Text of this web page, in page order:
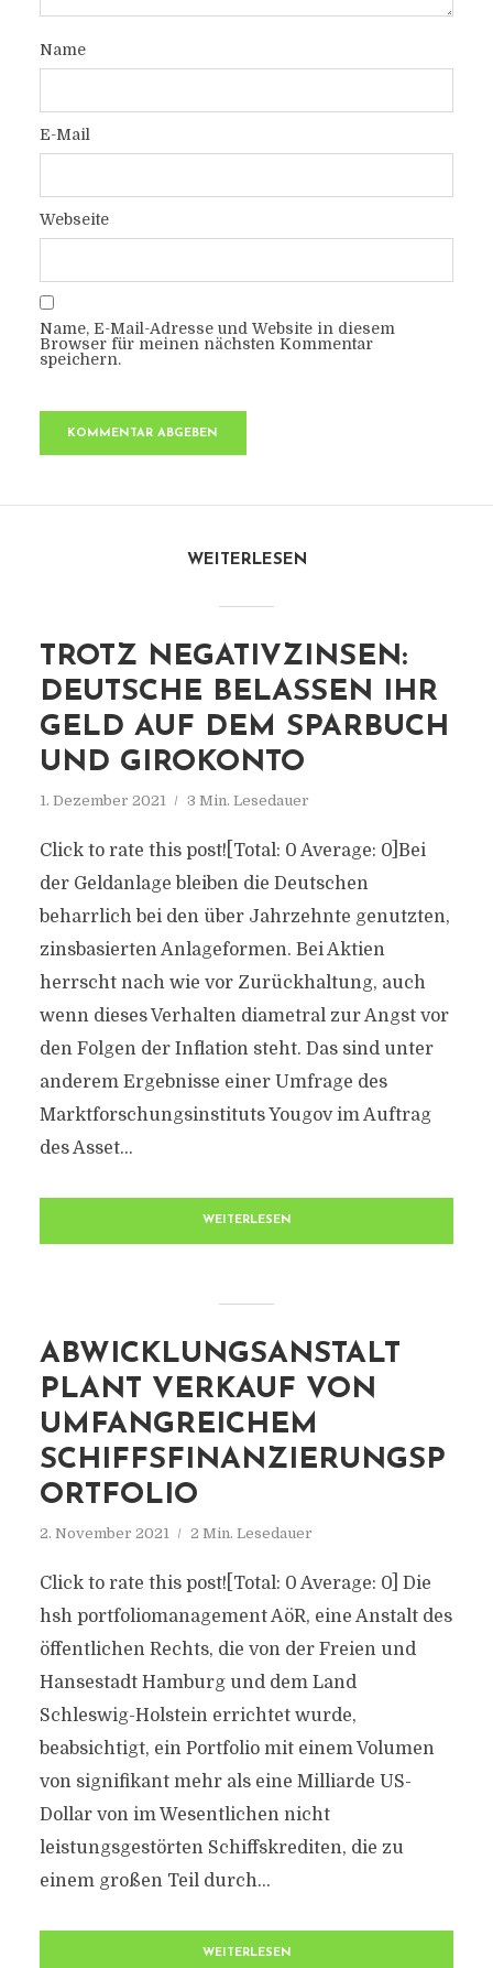
Name
E-Mail
Webseite
Name, E-Mail-Adresse und Website in diesem
Browser für meinen nächsten Kommentar
speichern.
WEITERLESEN
TROTZ NEGATIVZINSEN:
DEUTSCHE BELASSEN IHR
GELD AUF DEM SPARBUCH
UND GIROKONTO
1. Dezember 2021 3 Min. Lesedauer
Click to rate this post![Total: 0 Average: 0]Bei
der Geldanlage bleiben die Deutschen
beharrlich bei den über Jahrzehnte genutzten,
zinsbasierten Anlageformen. Bei Aktien
herrscht nach wie vor Zurückhaltung, auch
wenn dieses Verhalten diametral zur Angst vor
den Folgen der Inflation steht. Das sind unter
anderem Ergebnisse einer Umfrage des
Marktforschungsinstituts Yougov im Auftrag
des Asset...
WEITERLESEN
ABWICKLUNGSANSTALT
PLANT VERKAUF VON
UMFANGREICHEM
SCHIFFSFINANZIERUNGSP
ORTFOLIO
2. November 2021 2 Min. Lesedauer
Click to rate this post![Total: 0 Average: 0] Die
hsh portfoliomanagement AöR, eine Anstalt des
öffentlichen Rechts, die von der Freien und
Hansestadt Hamburg und dem Land
Schleswig-Holstein errichtet wurde,
beabsichtigt, ein Portfolio mit einem Volumen
von signifikant mehr als eine Milliarde US-
Dollar von im Wesentlichen nicht
leistungsgestörten Schiffskrediten, die zu
einem großen Teil durch...
WEITERLESEN